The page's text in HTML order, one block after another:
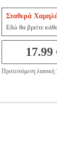
Σταθερά
Εδώ θα βρείτε
17.99
Προτεινόμενη